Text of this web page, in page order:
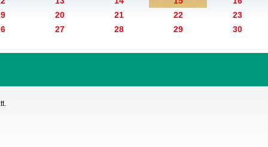
20 21 22
23
27 28 29 30